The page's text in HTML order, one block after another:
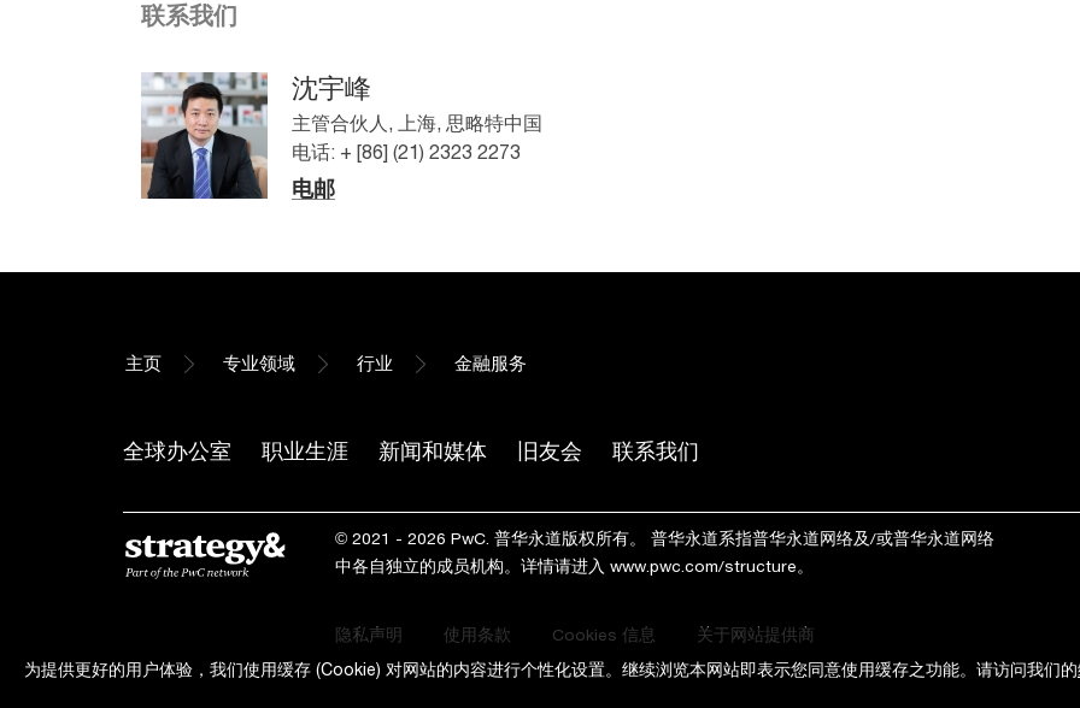
为提供更好的用户体验，我们使用缓存 (Cookie) 对网站的内容进行个性化设置。继续浏览本网站即表示您同意使用缓存之功能。请访问我们的
联系我们
沈宇峰
主管合伙人, 上海, 思略特中国
电话: + [86] (21) 2323 2273
电邮
主页 专业领域 行业 金融服务
全球办公室 职业生涯 新闻和媒体 旧友会 联系我们
© 2021 - 2026 PwC. 普华永道版权所有。 普华永道系指普华永道网络及/或普华永道网络
中各自独立的成员机构。详情请进入 www.pwc.com/structure。
隐私声明 使用条款 Cookies 信息 关于网站提供商